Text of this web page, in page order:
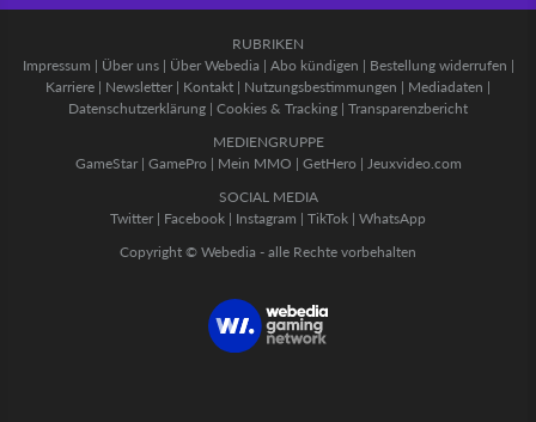
RUBRIKEN
Impressum | Über uns| Über Webedia | Abo kündigen | Bestellung widerrufen |
Karriere | Newsletter | Kontakt | Nutzungsbestimmungen | Mediadaten |
Datenschutzerklärung | Cookies & Tracking | Transparenzbericht
MEDIENGRUPPE
GameStar| GamePro | Mein MMO | GetHero | Jeuxvideo.com
SOCIAL MEDIA
Twitter | Facebook | Instagram | TikTok | WhatsApp
Copyright © Webedia - alle Rechte vorbehalten